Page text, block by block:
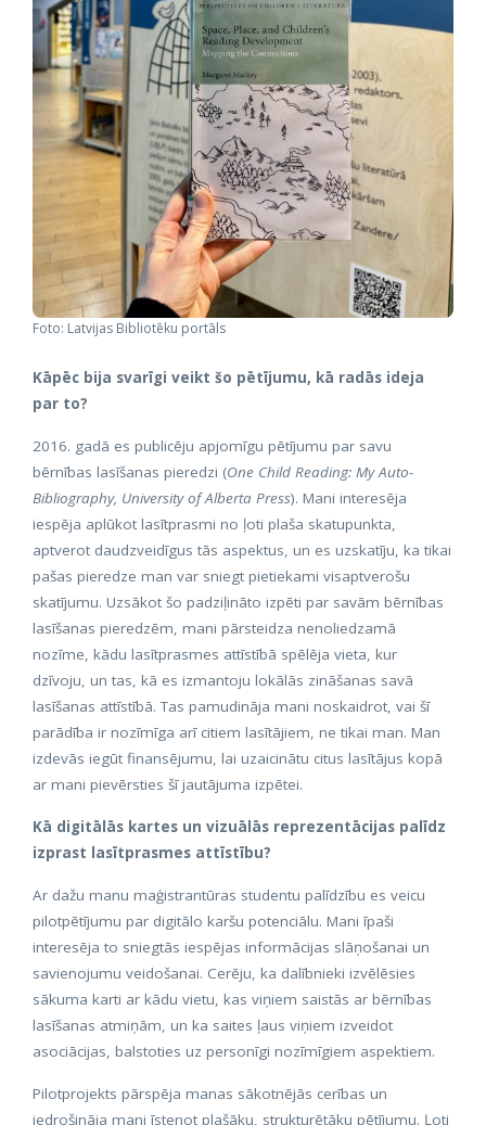
Foto: Latvijas Bibliotēku portāls
Kāpēc bija svarīgi veikt šo pētījumu, kā radās ideja
par to?
2016. gadā es publicēju apjomīgu pētījumu par savu
bērnības lasīšanas pieredzi (One Child Reading: My Auto-
Bibliography, University of Alberta Press). Mani interesēja
iespēja aplūkot lasītprasmi no ļoti plaša skatupunkta,
aptverot daudzveidīgus tās aspektus, un es uzskatīju, ka tikai
pašas pieredze man var sniegt pietiekami visaptverošu
skatījumu. Uzsākot šo padziļināto izpēti par savām bērnības
lasīšanas pieredzēm, mani pārsteidza nenoliedzamā
nozīme, kādu lasītprasmes attīstībā spēlēja vieta, kur
dzīvoju, un tas, kā es izmantoju lokālās zināšanas savā
lasīšanas attīstībā. Tas pamudināja mani noskaidrot, vai šī
parādība ir nozīmīga arī citiem lasītājiem, ne tikai man. Man
izdevās iegūt finansējumu, lai uzaicinātu citus lasītājus kopā
ar mani pievērsties šī jautājuma izpētei.
Kā digitālās kartes un vizuālās reprezentācijas palīdz
izprast lasītprasmes attīstību?
Ar dažu manu maģistrantūras studentu palīdzību es veicu
pilotpētījumu par digitālo karšu potenciālu. Mani īpaši
interesēja to sniegtās iespējas informācijas slāņošanai un
savienojumu veidošanai. Cerēju, ka dalībnieki izvēlēsies
sākuma karti ar kādu vietu, kas viņiem saistās ar bērnības
lasīšanas atmiņām, un ka saites ļaus viņiem izveidot
asociācijas, balstoties uz personīgi nozīmīgiem aspektiem.
Pilotprojekts pārspēja manas sākotnējās cerības un
iedrošināja mani īstenot plašāku, strukturētāku pētījumu. Ļoti